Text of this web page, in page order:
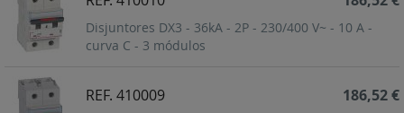
Disjuntores DX3 - 36kA - 2P - 230/400 V~ - 10 A -
curva C - 3 módulos
REF. 410009 186,52 €